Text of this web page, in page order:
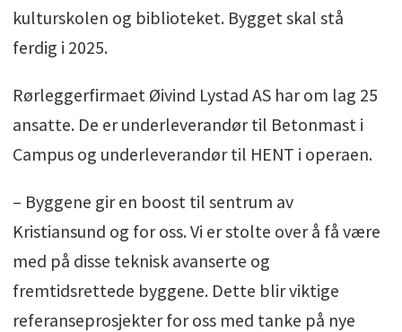
kulturskolen og biblioteket. Bygget skal stå
ferdig i 2025.
Rørleggerfirmaet Øivind Lystad AS har om lag 25
ansatte. De er underleverandør til Betonmast i
Campus og underleverandør til HENT i operaen.
– Byggene gir en boost til sentrum av
Kristiansund og for oss. Vi er stolte over å få være
med på disse teknisk avanserte og
fremtidsrettede byggene. Dette blir viktige
referanseprosjekter for oss med tanke på nye